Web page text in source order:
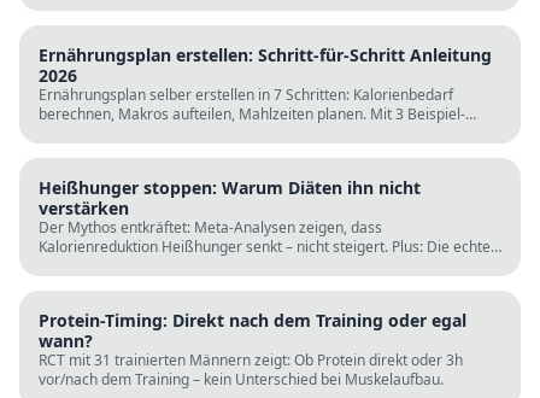
Ernährungsplan erstellen: Schritt-für-Schritt Anleitung
2026
Ernährungsplan selber erstellen in 7 Schritten: Kalorienbedarf
berechnen, Makros aufteilen, Mahlzeiten planen. Mit 3 Beispiel-
Heißhunger stoppen: Warum Diäten ihn nicht
verstärken
Der Mythos entkräftet: Meta-Analysen zeigen, dass
Kalorienreduktion Heißhunger senkt – nicht steigert. Plus: Die echten
Protein-Timing: Direkt nach dem Training oder egal
wann?
RCT mit 31 trainierten Männern zeigt: Ob Protein direkt oder 3h
vor/nach dem Training – kein Unterschied bei Muskelaufbau.